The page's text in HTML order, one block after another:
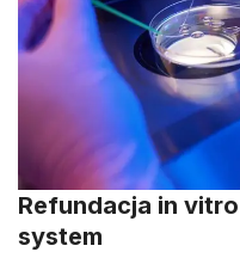
Refundacja in
system